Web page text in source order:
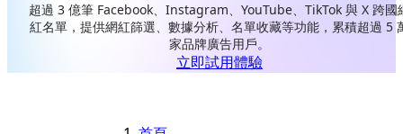
超過 3 億筆 Facebook、Instagram、YouTube、TikTok 與 X 跨國
紅名單，提供網紅篩選、數據分析、名單收藏等功能，累積超過 5
家品牌廣告用戶。
立即試用體驗